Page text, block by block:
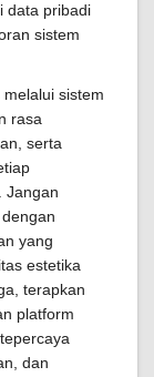
data pribadi
sistem
sistem
rasa
serta
Jangan
yang
estetika
terapkan
platform
dan